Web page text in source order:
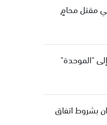
مقتل محامٍ
"الموحدة"
بشروط اتفاق